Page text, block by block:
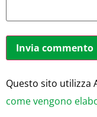
Questo sito utilizza
come vengono